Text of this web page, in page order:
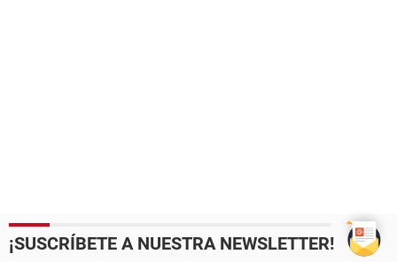
¡SUSCRÍBETE A NUESTRA NEWSLETTER!